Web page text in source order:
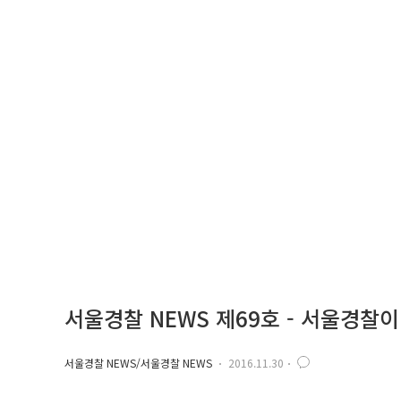
서울경찰 NEWS 제69호 - 서울경찰
서울경찰 NEWS/서울경찰 NEWS 2016.11.30